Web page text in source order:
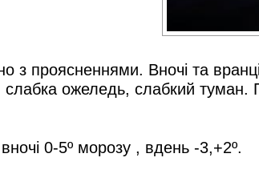
з проясненнями. Вночі та
слабка ожеледь, слабкий
0-5º морозу , вдень -3,+2º.